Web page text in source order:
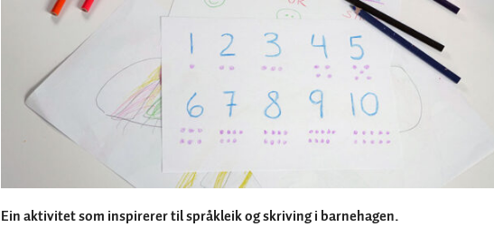
Ein aktivitet som inspirerer til språkleik og skriving i barnehagen.